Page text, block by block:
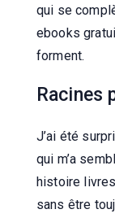
qui se
ebooks
forment.
Racines
J’ai été
qui m’a
histoire
sans être